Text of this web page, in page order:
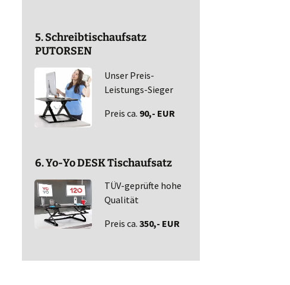
5. Schreibtischaufsatz
PUTORSEN
Unser Preis-
Leistungs-Sieger
Preis ca. 90,- EUR
6. Yo-Yo DESK Tischaufsatz
TÜV-geprüfte hohe
Qualität
Preis ca. 350,- EUR